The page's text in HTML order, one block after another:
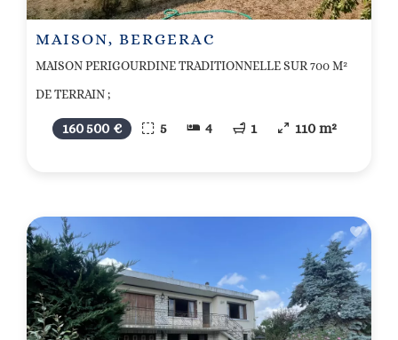
MAISON, BERGERAC
MAISON PERIGOURDINE TRADITIONNELLE SUR 700 M²
DE TERRAIN ;
160 500 € 5 4 1 110 m²